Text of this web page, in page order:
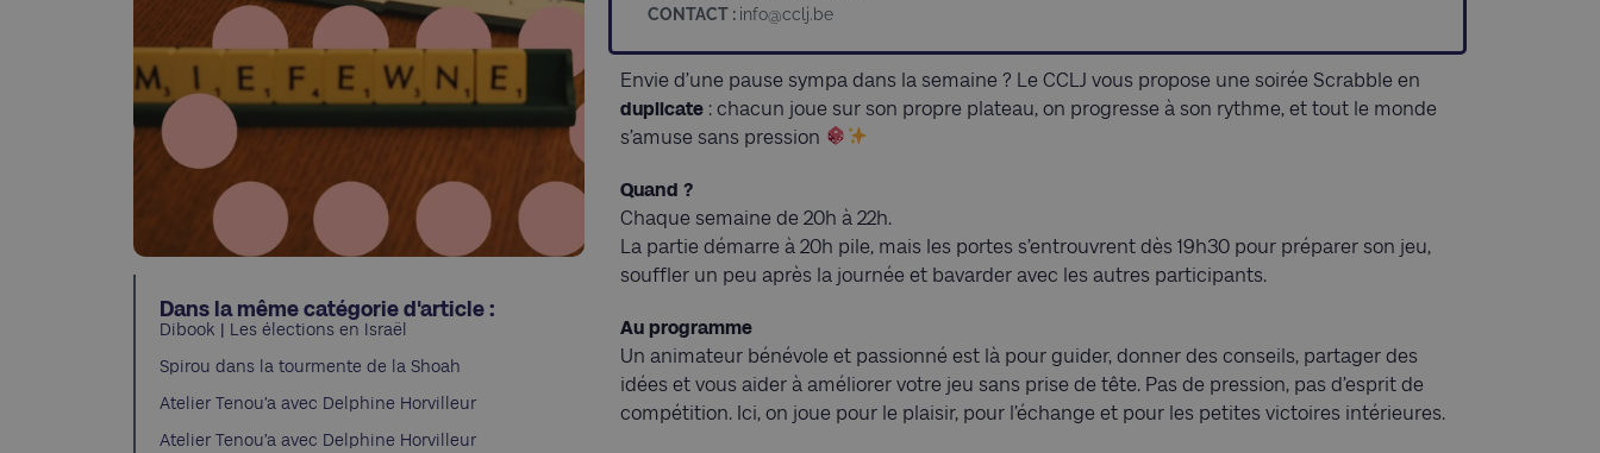
Dans la même catégorie d'article :
Dibook | Les élections en Israël
Spirou dans la tourmente de la Shoah
Atelier Tenou’a avec Delphine Horvilleur
Atelier Tenou’a avec Delphine Horvilleur
CONTACT : info@cclj.be
Envie d’une pause sympa dans la semaine ? Le CCLJ vous propose une soirée Scrabble en
duplicate : chacun joue sur son propre plateau, on progresse à son rythme, et tout le monde
s’amuse sans pression
Quand ?
Chaque semaine de 20h à 22h.
La partie démarre à 20h pile, mais les portes s’entrouvrent dès 19h30 pour préparer son jeu,
souffler un peu après la journée et bavarder avec les autres participants.
Au programme
Un animateur bénévole et passionné est là pour guider, donner des conseils, partager des
idées et vous aider à améliorer votre jeu sans prise de tête. Pas de pression, pas d’esprit de
compétition. Ici, on joue pour le plaisir, pour l’échange et pour les petites victoires intérieures.